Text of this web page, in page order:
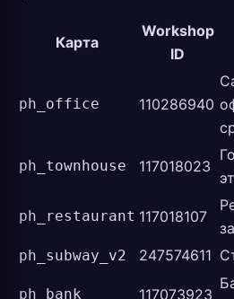
Карта
Workshop
ID
ph_office 110286940
ph_townhouse 117018023
ph_restaurant 117018107
ph_subway_v2 247574611
ph_bank 117073923